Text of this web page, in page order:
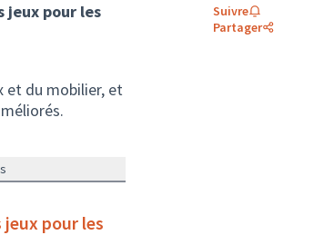
jeux pour les
et du mobilier, et
pour les
Suivre
Partager